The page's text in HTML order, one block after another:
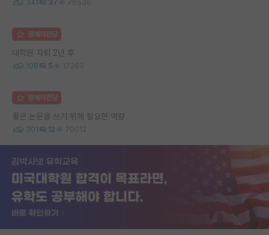
341 37 76536
명예의전당
대학원 자퇴 2년 후
109 5 17269
명예의전당
좋은 논문을 쓰기 위해 필요한 역량
301 12 70012